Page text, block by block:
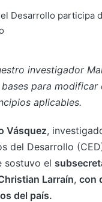
investigador
para modificar
aplicables.
Vásquez,
del Desarrollo
sostuvo el
Larraín, con
del país.